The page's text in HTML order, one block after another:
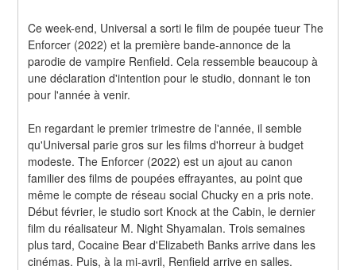
Ce week-end, Universal a sorti le film de poupée tueur The
Enforcer (2022) et la première bande-annonce de la
parodie de vampire Renfield. Cela ressemble beaucoup à
une déclaration d'intention pour le studio, donnant le ton
pour l'année à venir.
En regardant le premier trimestre de l'année, il semble
qu'Universal parie gros sur les films d'horreur à budget
modeste. The Enforcer (2022) est un ajout au canon
familier des films de poupées effrayantes, au point que
même le compte de réseau social Chucky en a pris note.
Début février, le studio sort Knock at the Cabin, le dernier
film du réalisateur M. Night Shyamalan. Trois semaines
plus tard, Cocaine Bear d'Elizabeth Banks arrive dans les
cinémas. Puis, à la mi-avril, Renfield arrive en salles.